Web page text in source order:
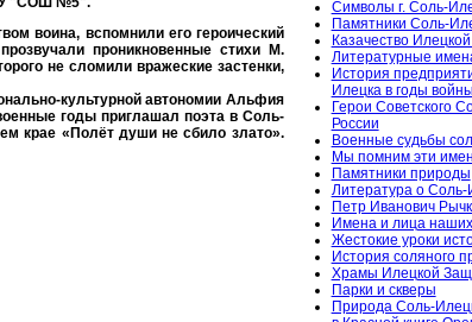
воина, вспомнили его героический
проникновенные стихи М.
не сломили вражеские застенки,
культурной автономии Альфия
годы приглашал поэта в Соль-
крае «Полёт души не сбило злато».
Символы г. Соль-
Памятники Соль-
Казачество
Литературные
История
Илецка в годы войны
Герои Советского
России
Военные судьбы
Мы помним эти
Памятники природы
Литература о Соль-
Петр Иванович
Имена и лица
Жестокие уроки
История соляного
Храмы Илецкой
Парки и скверы
Природа Соль-